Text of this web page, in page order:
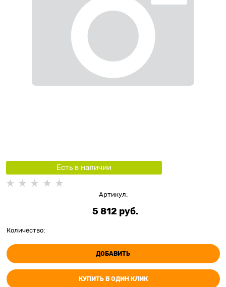
Есть в наличии
Артикул:
5 812 руб.
Количество:
ДОБАВИТЬ
КУПИТЬ В ОДИН КЛИК